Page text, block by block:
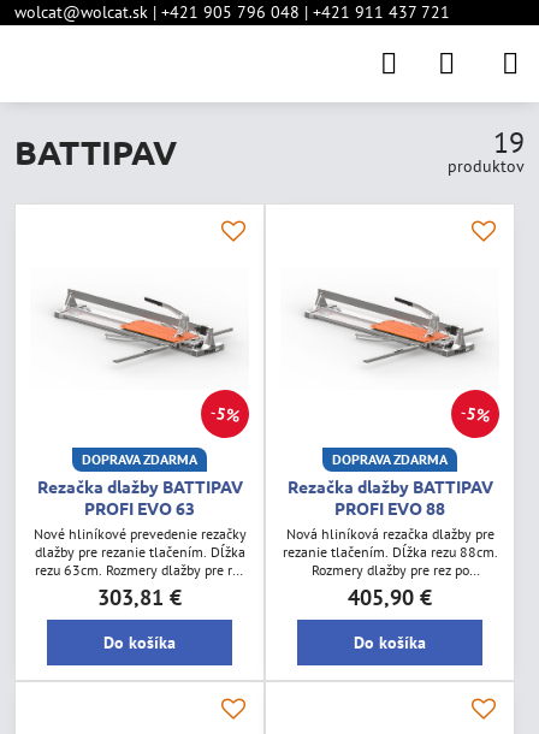
wolcat@wolcat.sk | +421 905 796 048 | +421 911 437 721
BATTIPAV 19
produktov
5%
DOPRAVA ZDARMA
Rezačka dlažby BATTIPAV
PROFI EVO 63
Nové hliníkové prevedenie rezačky
dlažby pre rezanie tlačením. Dĺžka
rezu 63cm. Rozmery dlažby pre rez
po uhlopriečke 44x44cm. Hmotnosť
9,5kg. Hrúbka rezu 5-15mm.
303,81 €
Do košíka
5%
DOPRAVA ZDARMA
Rezačka dlažby BATTIPAV
PROFI EVO 88
Nová hliníková rezačka dlažby pre
rezanie tlačením. Dĺžka rezu 88cm.
Rozmery dlažby pre rez po
uhlopriečke 62x62cm. Hmotnosť
13kg. Hrúbka rezu 5-15mm.
405,90 €
Do košíka